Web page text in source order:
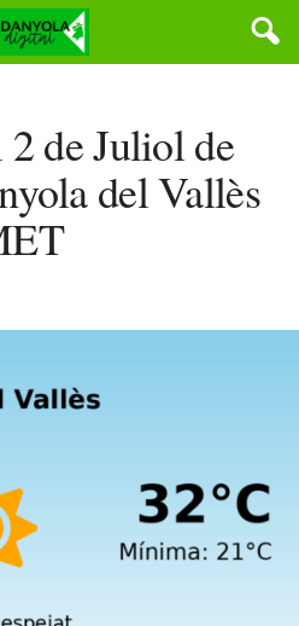
de Juliol de
del Vallès